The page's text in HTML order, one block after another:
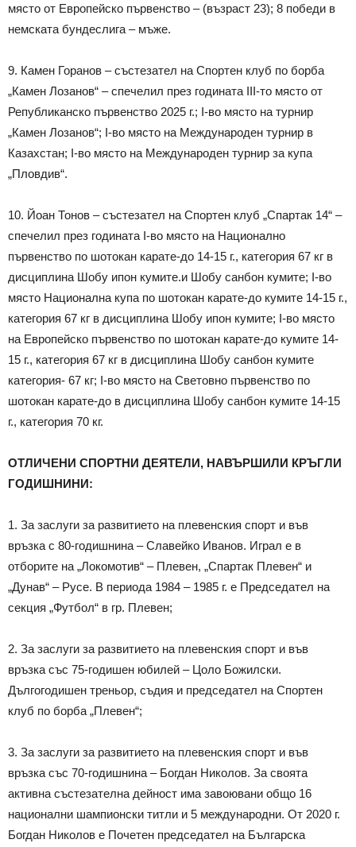
място от Европейско първенство – (възраст 23); 8 победи в
немската бундеслига – мъже.
9. Камен Горанов – състезател на Спортен клуб по борба
„Камен Лозанов“ – спечелил през годината III-то място от
Републиканско първенство 2025 г.; I-во място на турнир
„Камен Лозанов“; I-во място на Международен турнир в
Казахстан; I-во място на Международен турнир за купа
„Пловдив“.
10. Йоан Тонов – състезател на Спортен клуб „Спартак 14“ –
спечелил през годината I-во място на Национално
първенство по шотокан карате-до 14-15 г., категория 67 кг в
дисциплина Шобу ипон кумите.и Шобу санбон кумите; I-во
място Национална купа по шотокан карате-до кумите 14-15 г.,
категория 67 кг в дисциплина Шобу ипон кумите; I-во място
на Европейско първенство по шотокан карате-до кумите 14-
15 г., категория 67 кг в дисциплина Шобу санбон кумите
категория- 67 кг; I-во място на Световно първенство по
шотокан карате-до в дисциплина Шобу санбон кумите 14-15
г., категория 70 кг.
ОТЛИЧЕНИ СПОРТНИ ДЕЯТЕЛИ, НАВЪРШИЛИ КРЪГЛИ
ГОДИШНИНИ:
1. За заслуги за развитието на плевенския спорт и във
връзка с 80-годишнина – Славейко Иванов. Играл е в
отборите на „Локомотив“ – Плевен, „Спартак Плевен“ и
„Дунав“ – Русе. В периода 1984 – 1985 г. е Председател на
секция „Футбол“ в гр. Плевен;
2. За заслуги за развитието на плевенския спорт и във
връзка със 75-годишен юбилей – Цоло Божилски.
Дългогодишен треньор, съдия и председател на Спортен
клуб по борба „Плевен“;
3. За заслуги за развитието на плевенския спорт и във
връзка със 70-годишнина – Богдан Николов. За своята
активна състезателна дейност има завоювани общо 16
национални шампионски титли и 5 международни. От 2020 г.
Богдан Николов е Почетен председател на Българска